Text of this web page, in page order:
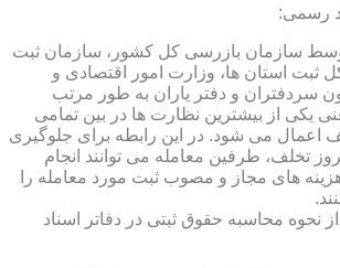
رسمی:
سازمان بازرسی کل کشور، سازمان ثبت
کل ثبت استان ها، وزارت امور اقتصادی و
سردفتران و دفتر یاران به طور مرتب
یکی از بیشترین نظارت ها در بین تمامی
اعمال می شود. در این رابطه برای جلوگیری
تخلف، طرفین معامله می توانند انجام
های مجاز و مصوب ثبت مورد معامله را
نحوه محاسبه حقوق ثبتی در دفاتر اسناد